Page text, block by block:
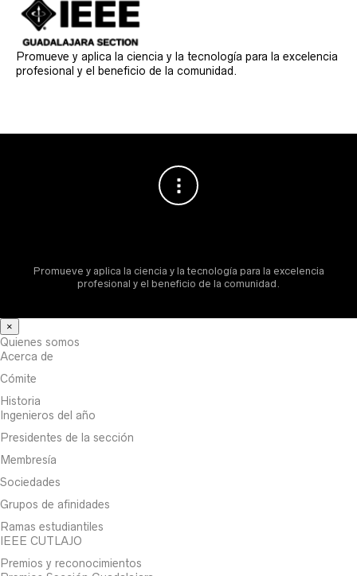
Promueve y aplica la ciencia y la tecnología para la excelencia
profesional y el beneficio de la comunidad.
Promueve y aplica la ciencia y la tecnología para la excelencia
profesional y el beneficio de la comunidad.
×
Quienes somos
Acerca de
Cómite
Historia
Ingenieros del año
Presidentes de la sección
Membresía
Sociedades
Grupos de afinidades
Ramas estudiantiles
IEEE CUTLAJO
Premios y reconocimientos